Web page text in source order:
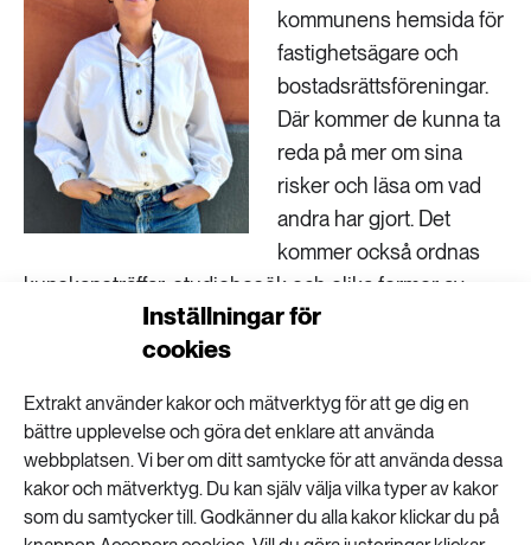
Inställningar för
cookies
Extrakt använder kakor och mätverktyg för att ge dig en
bättre upplevelse och göra det enklare att använda
webbplatsen. Vi ber om ditt samtycke för att använda dessa
kakor och mätverktyg. Du kan själv välja vilka typer av kakor
som du samtycker till. Godkänner du alla kakor klickar du på
kommunens hemsida för
fastighetsägare och
bostadsrättsföreningar.
Där kommer de kunna ta
reda på mer om sina
risker och läsa om vad
andra har gjort. Det
kommer också ordnas
kunskapsträffar, studiebesök och olika former av
nätverkande. Och så kommer man kunna boka in
platsbesök, där rådgivaren kommer ut till den egna
Vad tror du att fastighetsägare och
bostadsrättsföreningar kommer vilja ha hjälp
med?